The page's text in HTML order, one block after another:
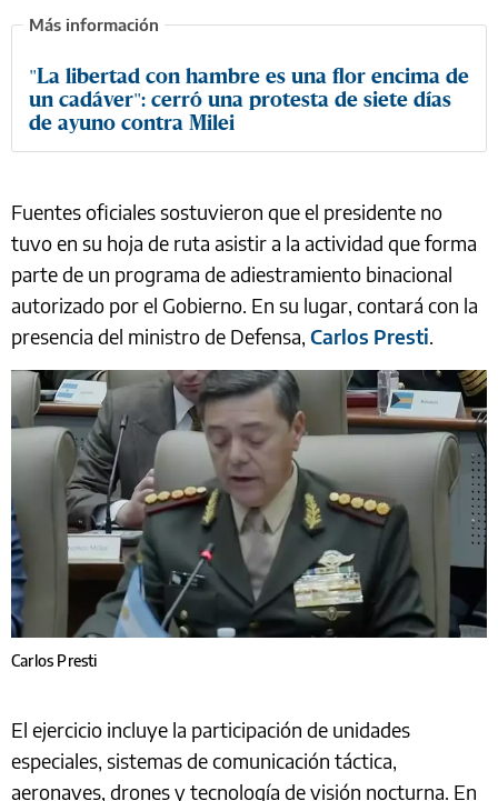
"La libertad con hambre es una flor encima de
un cadáver": cerró una protesta de siete días
de ayuno contra Milei
Fuentes oficiales sostuvieron que el presidente no
tuvo en su hoja de ruta asistir a la actividad que forma
parte de un programa de adiestramiento binacional
autorizado por el Gobierno. En su lugar, contará con la
presencia del ministro de Defensa, Carlos Presti.
Carlos Presti
El ejercicio incluye la participación de unidades
especiales, sistemas de comunicación táctica,
aeronaves, drones y tecnología de visión nocturna. En